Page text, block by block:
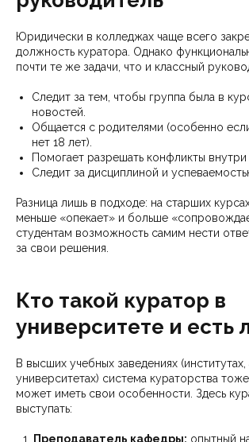
Юридически в колледжах чаще всего
должность куратора. Однако
почти те же задачи, что и классный
Следит за тем, чтобы группа была в
новостей.
Общается с родителями (особенно
нет 18 лет).
Помогает разрешать конфликты внутри
Следит за дисциплиной и
Разница лишь в подходе: на старших
меньше «опекает» и больше
студентам возможность самим нести
за свои решения.
Кто такой куратор в
университете и есть
В высших учебных заведениях (институтах,
университетах) система кураторства
может иметь свои особенности. Здесь
выступать:
Преподаватель кафедры: опытный